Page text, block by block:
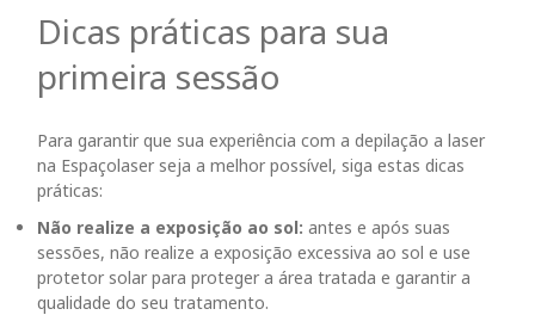
Dicas práticas para sua
primeira sessão
Para garantir que sua experiência com a depilação a laser
na Espaçolaser seja a melhor possível, siga estas dicas
práticas:
Não realize a exposição ao sol: antes e após suas
sessões, não realize a exposição excessiva ao sol e use
protetor solar para proteger a área tratada e garantir a
qualidade do seu tratamento.